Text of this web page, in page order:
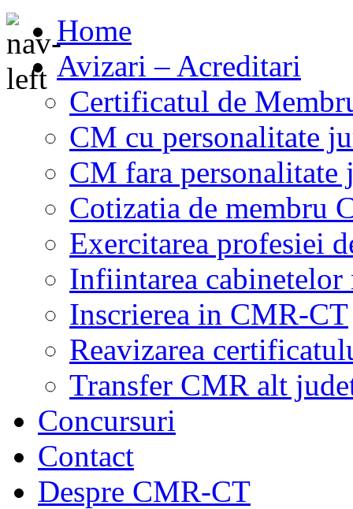
Home
Avizari – Acreditari
Certificatul de
CM cu personalitate
CM fara personalitate
Cotizatia de membru
Exercitarea profesiei
Infiintarea cabinetelor
Inscrierea in CMR-CT
Reavizarea
Transfer CMR alt
Concursuri
Contact
Despre CMR-CT